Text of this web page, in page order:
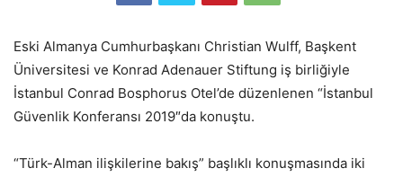
Eski Almanya Cumhurbaşkanı Christian Wulff, Başkent
Üniversitesi ve Konrad Adenauer Stiftung iş birliğiyle
İstanbul Conrad Bosphorus Otel’de düzenlenen “İstanbul
Güvenlik Konferansı 2019″da konuştu.
“Türk-Alman ilişkilerine bakış” başlıklı konuşmasında iki